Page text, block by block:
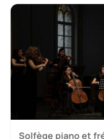
Solfège piano et